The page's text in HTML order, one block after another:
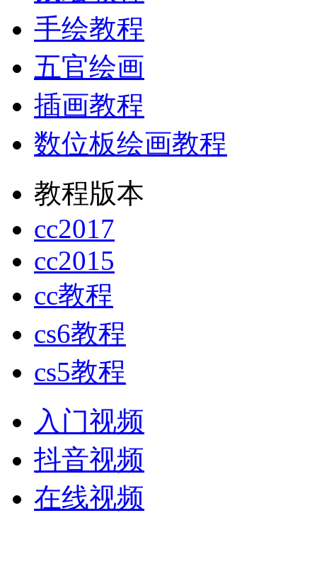
手绘教程
五官绘画
插画教程
数位板绘画教程
教程版本
cc2017
cc2015
cc教程
cs6教程
cs5教程
入门视频
抖音视频
在线视频